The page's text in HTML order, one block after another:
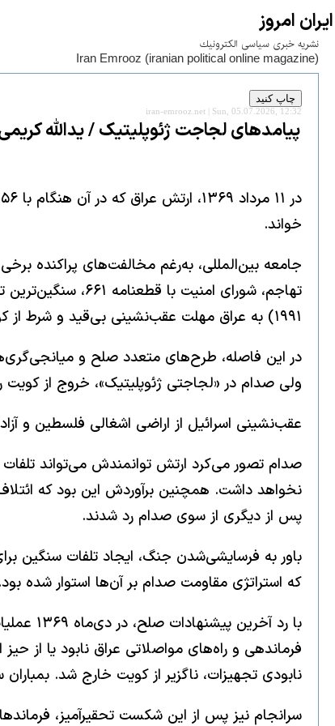
ايران امروز
نشريه خبری سياسی الكترونيك
Iran Emrooz (iranian political online magazine)
iran-emrooz.net | Sun, 05.07.2026, 12:32
پیامدهای لجاجت ژئوپلیتیک / یدالله
خواند.
جامعه بین‌المللی، به‌رغم مخالفت‌های پراکنده
۱۹۹۱) به عراق مهلت عقب‌نشینی بی‌قید و شرط از کویت داد.
ولی صدام در «لجاجتی ژئوپلیتیک»، خروج از کویت
عقب‌نشینی اسرائیل از اراضی اشغالی فلسطین و
صدام تصور می‌کرد ارتش توانمندش می‌تواند تلفات
پس از دیگری از سوی صدام رد شدند.
باور به فرسایشی‌شدن جنگ، ایجاد تلفات سنگین
که استراتژی مقاومت صدام بر آن‌ها استوار شده بود.
نابودی تجهیزات، ناگزیر از کویت خارج شد.
سرانجام نیز پس از این شکست تحقیرآمیز‌،